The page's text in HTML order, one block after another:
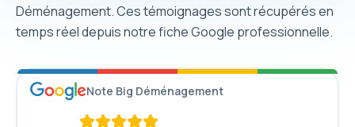
Déménagement. Ces témoignages sont récupérés en
temps réel depuis notre fiche Google professionnelle.
Note Big Déménagement